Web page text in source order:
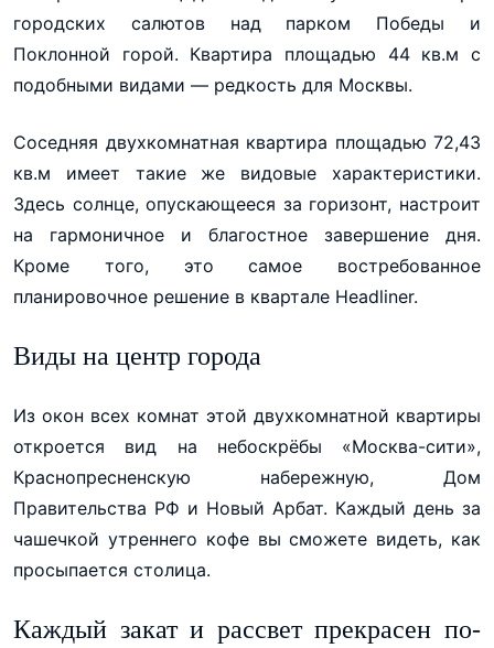
городских салютов над парком Победы и
Поклонной горой. Квартира площадью 44 кв.м с
подобными видами — редкость для Москвы.
Соседняя двухкомнатная квартира площадью 72,43
кв.м имеет такие же видовые характеристики.
Здесь солнце, опускающееся за горизонт, настроит
на гармоничное и благостное завершение дня.
Кроме того, это самое востребованное
планировочное решение в квартале Headliner.
Виды на центр города
Из окон всех комнат этой двухкомнатной квартиры
откроется вид на небоскрёбы «Москва-сити»,
Краснопресненскую набережную, Дом
Правительства РФ и Новый Арбат. Каждый день за
чашечкой утреннего кофе вы сможете видеть, как
просыпается столица.
Каждый закат и рассвет прекрасен по-